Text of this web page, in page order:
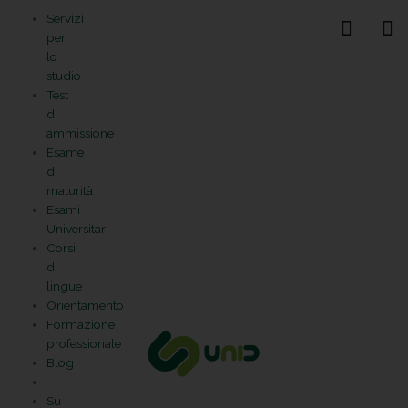
contenuto
Servizi
per
lo
studio
Test
di
ammissione
Esame
di
maturità
Esami
Universitari
Corsi
di
lingue
Orientamento
Formazione
professionale
Blog
Su